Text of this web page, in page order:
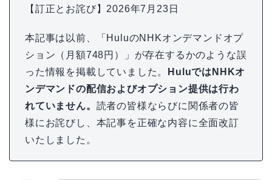
【訂正とお詫び】2026年7月23日
本記事は以前、「HuluのNHKオンデマンドオプ
ション（月額748円）」が存在するかのような誤
った情報を掲載していました。
HuluではNHKオ
ンデマンドの配信およびオプション提供は行わ
れていません。 読者の皆様ならびに関係者の皆
様にお詫びし、本記事を正確な内容に全面改訂
いたしました。